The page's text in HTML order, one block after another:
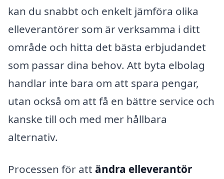
kan du snabbt och enkelt jämföra olika
elleverantörer som är verksamma i ditt
område och hitta det bästa erbjudandet
som passar dina behov. Att byta elbolag
handlar inte bara om att spara pengar,
utan också om att få en bättre service och
kanske till och med mer hållbara
alternativ.
Processen för att ändra elleverantör